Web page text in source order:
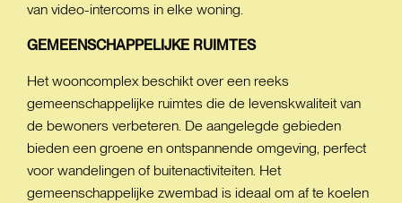
van video-intercoms in elke woning.
GEMEENSCHAPPELIJKE RUIMTES
Het wooncomplex beschikt over een reeks
gemeenschappelijke ruimtes die de levenskwaliteit van
de bewoners verbeteren. De aangelegde gebieden
bieden een groene en ontspannende omgeving, perfect
voor wandelingen of buitenactiviteiten. Het
gemeenschappelijke zwembad is ideaal om af te koelen